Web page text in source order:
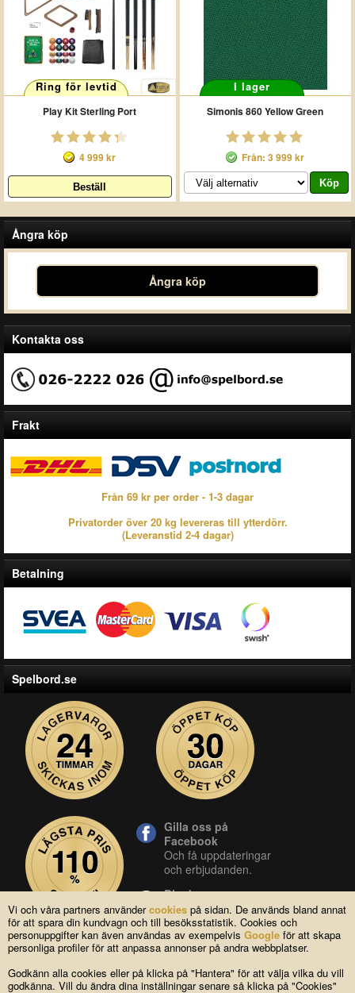
Vi och våra partners användercookies på sidan. De används bland annat
för att spara din kundvagn och till besöksstatistik. Cookies och
personuppgifter kan även användas av exempelvis Google för att skapa
personliga profiler för att anpassa annonser på andra webbplatser.
Godkänn alla cookies eller på klicka på "Hantera" för att välja vilka du vill
godkänna. Vill du ändra dina inställningar senare så klicka på "Cookies"
Ring för levtid
Play Kit Sterling Port
4 999 kr
I lager
Simonis 860 Yellow Green
Från: 3 999 kr
Ångra köp
Ångra köp
Kontakta oss
Frakt
Från 69 kr per order - 1-3 dagar
Privatorder över 20 kg levereras till ytterdörr.
(Leveranstid 2-4 dagar)
Betalning
Spelbord.se
Gilla oss på
Facebook
Och få uppdateringar
och erbjudanden.
Blocket
Vår butik på blocket.
YouTube
Se våra produkter live